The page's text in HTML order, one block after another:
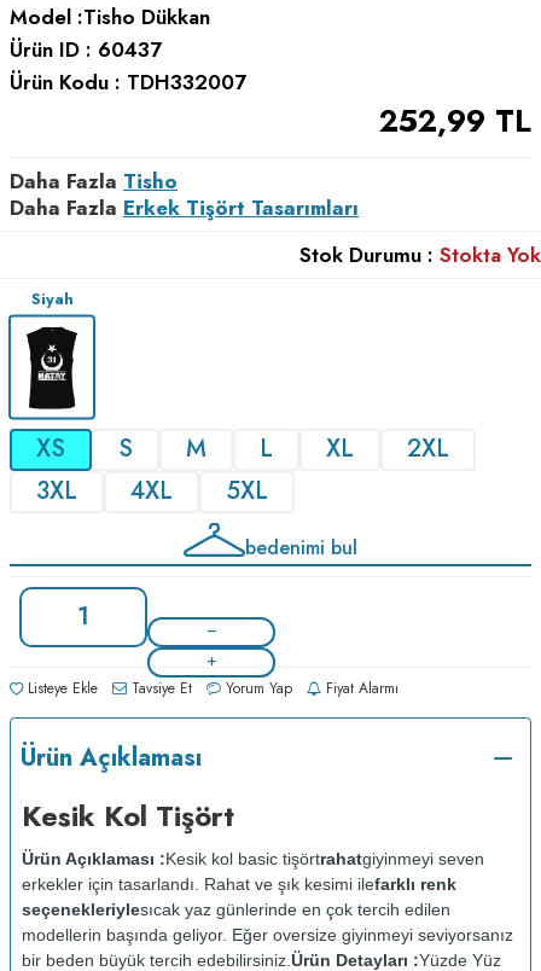
Model :Tisho Dükkan
Ürün ID : 60437
Ürün Kodu : TDH332007
252,99 TL
Daha Fazla Tisho
Daha Fazla Erkek Tişört Tasarımları
Stok Durumu : Stokta Yok
Siyah
XS S M L XL
2XL
3XL
4XL 5XL
bedenimi bul
Listeye Ekle Tavsiye Et Yorum Yap Fiyat Alarmı
Ürün Açıklaması
Kesik Kol Tişört
Ürün Açıklaması :Kesik kol basic tişörtrahatgiyinmeyi seven
erkekler için tasarlandı. Rahat ve şık kesimi ilefarklı renk
seçenekleriylesıcak yaz günlerinde en çok tercih edilen
modellerin başında geliyor. Eğer oversize giyinmeyi seviyorsanız
bir beden büyük tercih edebilirsiniz. Ürün Detayları :Yüzde Yüz